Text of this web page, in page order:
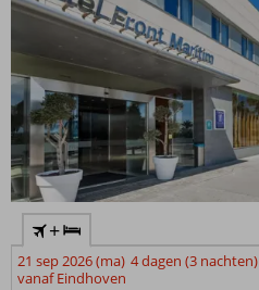
+
21 sep 2026 (ma) 4 dagen (3 nachten)
vanaf Eindhoven